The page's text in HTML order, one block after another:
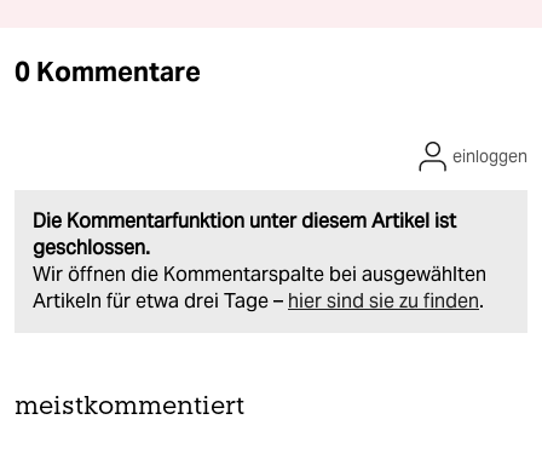
0 Kommentare
Die Kommentarfunktion unter diesem Artikel ist
geschlossen.
Wir öffnen die Kommentarspalte bei ausgewählten
Artikeln für etwa drei Tage – hier sind sie zu finden.
einloggen
meistkommentiert